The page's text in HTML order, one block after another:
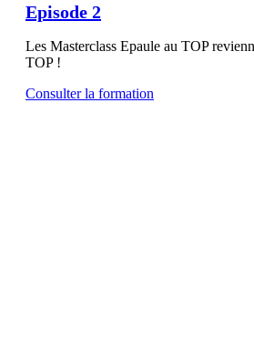
Episode 2
Les Masterclass Epaule au TOP
TOP !
Consulter la formation